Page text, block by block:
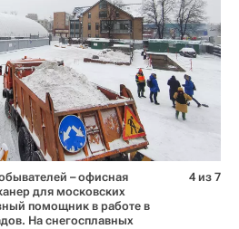
– офисная
для московских
помощник в работе в
На снегосплавных
4 из 7